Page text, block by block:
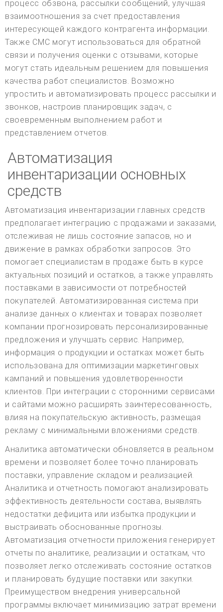
процесс обзвона, рассылки сообщений, улучшая
взаимоотношения за счет предоставления
интересующей каждого контрагента информации.
Также СМС могут использоваться для обратной
связи и получения оценки с отзывами, которые
могут стать идеальным решением для повышения
качества работ специалистов. Возможно
упростить и автоматизировать процесс рассылки и
звонков, настроив планировщик задач, с
своевременным выполнением работ и
представлением отчетов.
Автоматизация
инвентаризации основных
средств
Автоматизация инвентаризации главных средств
предполагает интеграцию с продажами и заказами,
отслеживая не лишь состояние запасов, но и
движение в рамках обработки запросов. Это
помогает специалистам в продаже быть в курсе
актуальных позиций и остатков, а также управлять
поставками в зависимости от потребностей
покупателей. Автоматизированная система при
анализе данных о клиентах и товарах позволяет
компании прогнозировать персонализированные
предложения и улучшать сервис. Например,
информация о продукции и остатках может быть
использована для оптимизации маркетинговых
кампаний и повышения удовлетворенности
клиентов. При интеграции с сторонними сервисами
и сайтами можно расширять заинтересованность,
влияя на покупательскую активность, размещая
рекламу с минимальными вложениями средств.
Аналитика автоматически обновляется в реальном
времени и позволяет более точно планировать
поставки, управление складом и реализацией.
Аналитика и отчетность помогают анализировать
эффективность деятельности состава, выявлять
недостатки дефицита или избытка продукции и
выстраивать обоснованные прогнозы.
Автоматизация отчетности приложения генерирует
отчеты по аналитике, реализации и остаткам, что
позволяет легко отслеживать состояние остатков
и планировать будущие поставки или закупки.
Преимуществом внедрения универсальной
программы включает минимизацию затрат времени